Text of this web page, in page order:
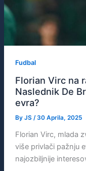
Fudbal
Florian Virc na
Naslednik De
evra?
By JS /30 Aprila, 2025
Florian Virc, mlada
više privlači pažnju
najozbiljnije